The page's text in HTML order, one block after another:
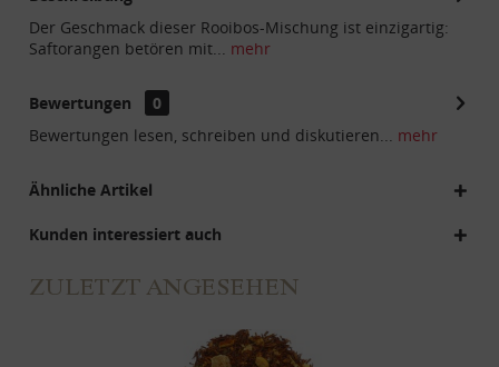
Der Geschmack dieser Rooibos-Mischung ist einzigartig:
Saftorangen betören mit... mehr
Bewertungen
0
Bewertungen lesen, schreiben und diskutieren... mehr
Ähnliche Artikel
Kunden interessiert auch
ZULETZT ANGESEHEN